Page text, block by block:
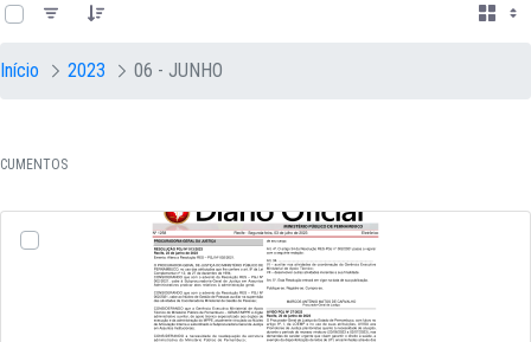
Início 2023 06 - JUNHO